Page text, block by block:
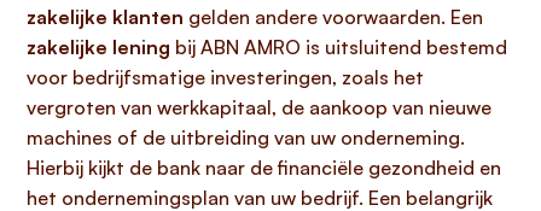
zakelijke klanten gelden andere voorwaarden. Een
zakelijke lening bij ABN AMRO is uitsluitend bestemd
voor bedrijfsmatige investeringen, zoals het
vergroten van werkkapitaal, de aankoop van nieuwe
machines of de uitbreiding van uw onderneming.
Hierbij kijkt de bank naar de financiële gezondheid en
het ondernemingsplan van uw bedrijf. Een belangrijk